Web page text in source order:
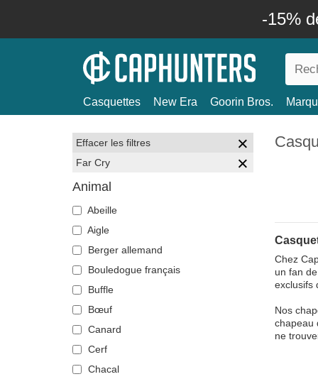
-15%
Casquettes New Era Goorin Bros.
Effacer les filtres
Far Cry
Animal
Abeille
Aigle
Berger allemand
Bouledogue français
Buffle
Bœuf
Canard
Cerf
Chacal
Chez
un fan
exclusifs
Nos
chapeau
ne